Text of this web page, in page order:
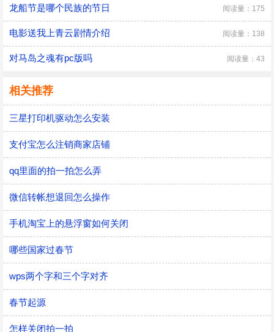
龙船节是哪个民族的节日 阅读量：175
电影送我上青云剧情介绍 阅读量：138
对马岛之魂有pc版吗 阅读量：43
相关推荐
三星打印机驱动怎么安装
支付宝怎么注销商家店铺
qq里面的拍一拍怎么弄
微信转帐想退回怎么操作
手机淘宝上的悬浮窗如何关闭
哪些国家过春节
wps两个字和三个字对齐
春节起源
怎样关闭拍一拍